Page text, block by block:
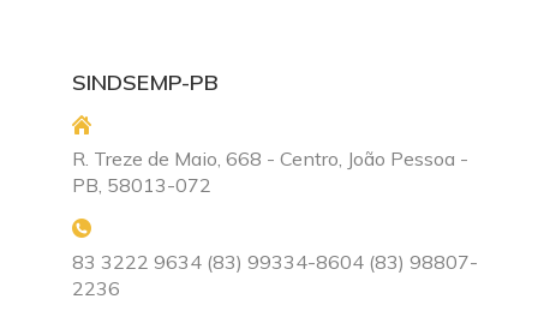
SINDSEMP-PB
R. Treze de Maio, 668 - Centro, João Pessoa -
PB, 58013-072
83 3222 9634 (83) 99334-8604 (83) 98807-
2236